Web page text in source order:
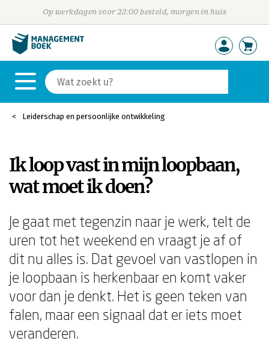
Op werkdagen voor 23:00 besteld, morgen in huis
Leiderschap en persoonlijke ontwikkeling
Ik loop vast in mijn loopbaan,
wat moet ik doen?
Je gaat met tegenzin naar je werk, telt de
uren tot het weekend en vraagt je af of
dit nu alles is. Dat gevoel van vastlopen in
je loopbaan is herkenbaar en komt vaker
voor dan je denkt. Het is geen teken van
falen, maar een signaal dat er iets moet
veranderen.